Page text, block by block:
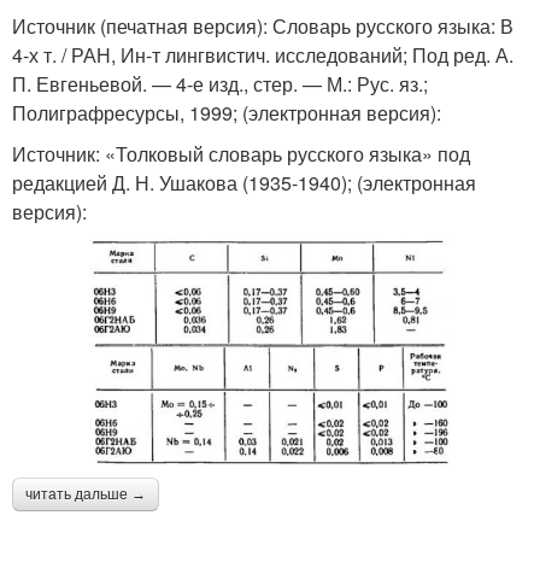
Источник (печатная версия): Словарь русского языка: В
4-х т. / РАН, Ин-т лингвистич. исследований; Под ред. А.
П. Евгеньевой. — 4-е изд., стер. — М.: Рус. яз.;
Полиграфресурсы, 1999; (электронная версия):
Источник: «Толковый словарь русского языка» под
редакцией Д. Н. Ушакова (1935-1940); (электронная
версия):
читать дальше →